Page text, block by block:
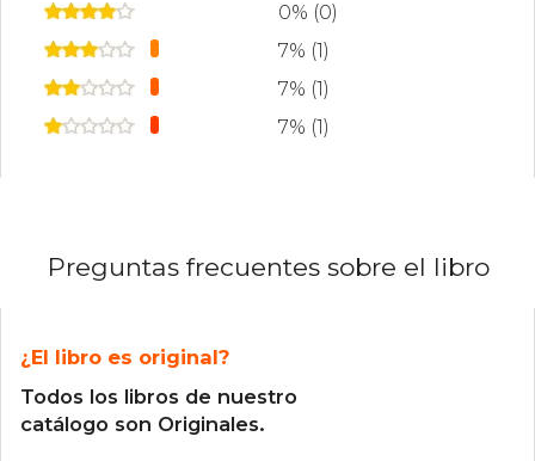
0% (0)
7% (1)
7% (1)
7% (1)
Preguntas frecuentes sobre el libro
¿El libro es original?
Todos los libros de nuestro
catálogo son Originales.